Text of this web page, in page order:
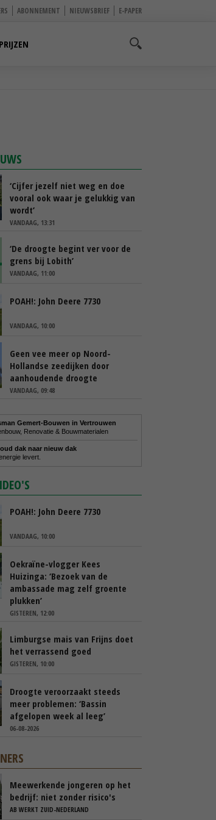
ABONNEMENT NIEUWSBRIEF E-PAPER
‘Cijfer jezelf niet weg en doe
vooral ook waar je gelukkig van
wordt’
VANDAAG, 13:31
‘De droogte begint ver voor de
grens bij Lobith’
VANDAAG, 11:00
POAH!: John Deere 7730
VANDAAG, 10:00
Geen vee meer op Noord-
Hollandse zeedijken door
aanhoudende droogte
VANDAAG, 09:48
Gemert-Bouwen in Vertrouwen
Renovatie & Bouwmaterialen
oud dak naar nieuw dak
levert.
POAH!: John Deere 7730
VANDAAG, 10:00
Oekraïne-vlogger Kees
Huizinga: ‘Bezoek van de
ambassade mag zelf groente
plukken’
GISTEREN, 12:00
Limburgse mais van Frijns doet
het verrassend goed
GISTEREN, 10:00
Droogte veroorzaakt steeds
meer problemen: ‘Bassin
afgelopen week al leeg’
06-08-2026
Meewerkende jongeren op het
bedrijf: niet zonder risico's
AB WERKT ZUID-NEDERLAND